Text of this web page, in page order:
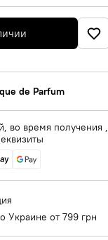
de Parfum
во время
Украине от 799 грн